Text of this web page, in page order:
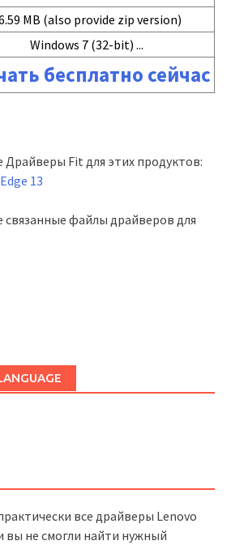
MB (also provide zip version)
Windows 7 (32-bit) ...
бесплатно сейчас
Драйверы Fit для этих продуктов:
13
связанные файлы драйверов для
все драйверы Lenovo
вы не смогли найти нужный